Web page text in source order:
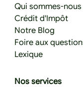
Qui sommes-nous
Crédit d'Impôt
Notre Blog
Foire aux
Lexique
Nos services